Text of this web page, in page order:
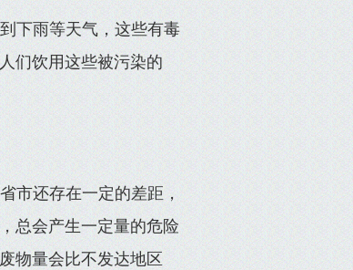
下雨等天气，这些有毒
们饮用这些被污染的
市还存在一定的差距，
总会产生一定量的危险
物量会比不发达地区